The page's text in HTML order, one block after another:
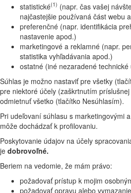
statistické(1) (napr. čas vašej
najčastejšie používaná část webu
preferenčné (napr. identifikácia
nastavenie apod.)
marketingové a reklamné (napr.
statistika vyhľadávania apod.)
ostatné (iné nezaradené technické
Súhlas je možno nastaviť pre všetky
pre niektoré účely (zaškrtnutím
odmietnuť všetko (tlačítko Nesúhlasím).
Pri udeľovaní súhlasu s marketingovými
môže dochádzať k profilovaniu.
Poskytovanie údajov na účely
je dobrovoľné.
Beriem na vedomie, že mám právo:
požadovať prístup k mojim
požadovať opravu alebo